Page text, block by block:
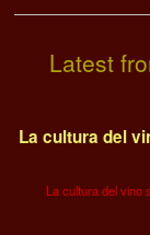
Latest
La cultura del
La cultura del vino